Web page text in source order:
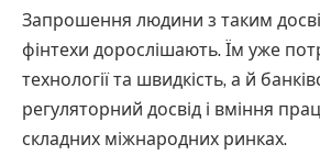
Запрошення людини з таким
фінтехи дорослішають. Їм уже
технології та швидкість, а й
регуляторний досвід і вміння
складних міжнародних ринках.